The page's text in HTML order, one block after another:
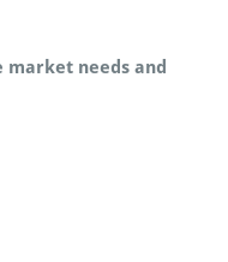
needs and